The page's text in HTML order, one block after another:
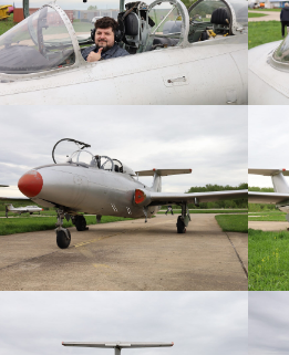
ОСТАЛИСЬ
ВОПРОСЫ?
Если вы хотите узнать подробнее о
стесняйтесь - пишите или звоните, мы
будем рады вам помочь!